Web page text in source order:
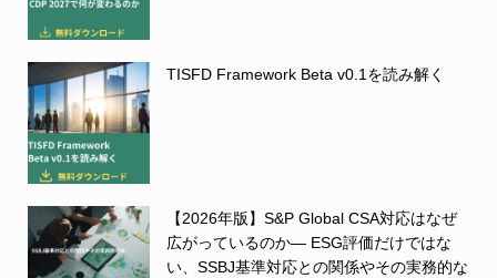
TISFD Framework Beta v0.1を読み解く
【2026年版】S&P Global CSA対応はなぜ
広がっているのか― ESG評価だけではな
い、SSBJ基準対応との関係やその実務的な